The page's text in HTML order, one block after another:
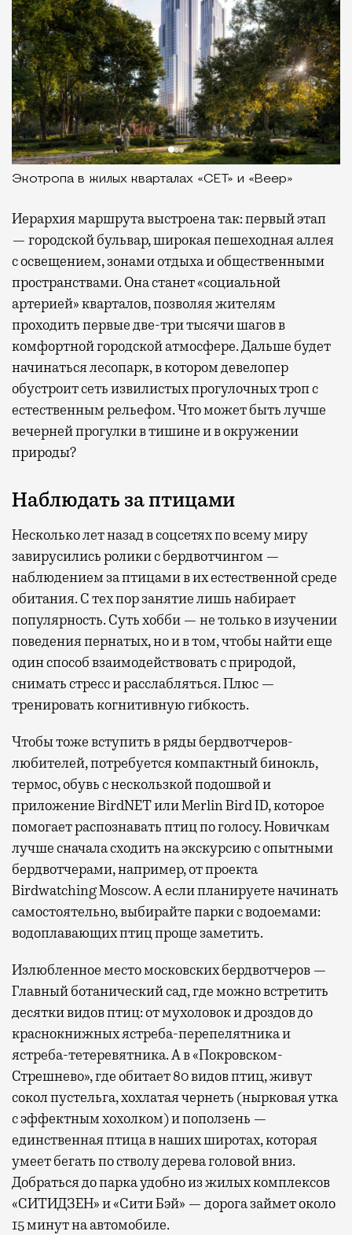
Экотропа в жилых кварталах «СЕТ» и «Веер»
Иерархия маршрута выстроена так: первый этап
— городской бульвар, широкая пешеходная аллея
с освещением, зонами отдыха и общественными
пространствами. Она станет «социальной
артерией» кварталов, позволяя жителям
проходить первые две-три тысячи шагов в
комфортной городской атмосфере. Дальше будет
начинаться лесопарк, в котором девелопер
обустроит сеть извилистых прогулочных троп с
естественным рельефом. Что может быть лучше
вечерней прогулки в тишине и в окружении
природы?
Наблюдать за птицами
Несколько лет назад в соцсетях по всему миру
завирусились ролики с бердвотчингом —
наблюдением за птицами в их естественной среде
обитания. С тех пор занятие лишь набирает
популярность. Суть хобби — не только в изучении
поведения пернатых, но и в том, чтобы найти еще
один способ взаимодействовать с природой,
снимать стресс и расслабляться. Плюс —
тренировать когнитивную гибкость.
Чтобы тоже вступить в ряды бердвотчеров-
любителей, потребуется компактный бинокль,
термос, обувь с нескользкой подошвой и
приложение BirdNET или Merlin Bird ID, которое
помогает распознавать птиц по голосу. Новичкам
лучше сначала сходить на экскурсию с опытными
бердвотчерами, например, от проекта
Birdwatching Moscow. А если планируете начинать
самостоятельно, выбирайте парки с водоемами:
водоплавающих птиц проще заметить.
Излюбленное место московских бердвотчеров —
Главный ботанический сад, где можно встретить
десятки видов птиц: от мухоловок и дроздов до
краснокнижных ястреба-перепелятника и
ястреба-тетеревятника. А в «Покровском-
Стрешнево», где обитает 80 видов птиц, живут
сокол пустельга, хохлатая чернеть (нырковая утка
с эффектным хохолком) и поползень —
единственная птица в наших широтах, которая
умеет бегать по стволу дерева головой вниз.
Добраться до парка удобно из жилых комплексов
«СИТИДЗЕН» и «Сити Бэй» — дорога займет около
15 минут на автомобиле.